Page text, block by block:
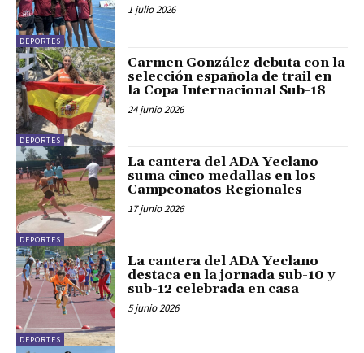
DEPORTES
1 julio 2026
DEPORTES
Carmen González debuta con la
selección española de trail en
la Copa Internacional Sub-18
24 junio 2026
DEPORTES
La cantera del ADA Yeclano
suma cinco medallas en los
Campeonatos Regionales
17 junio 2026
DEPORTES
La cantera del ADA Yeclano
destaca en la jornada sub-10 y
sub-12 celebrada en casa
5 junio 2026